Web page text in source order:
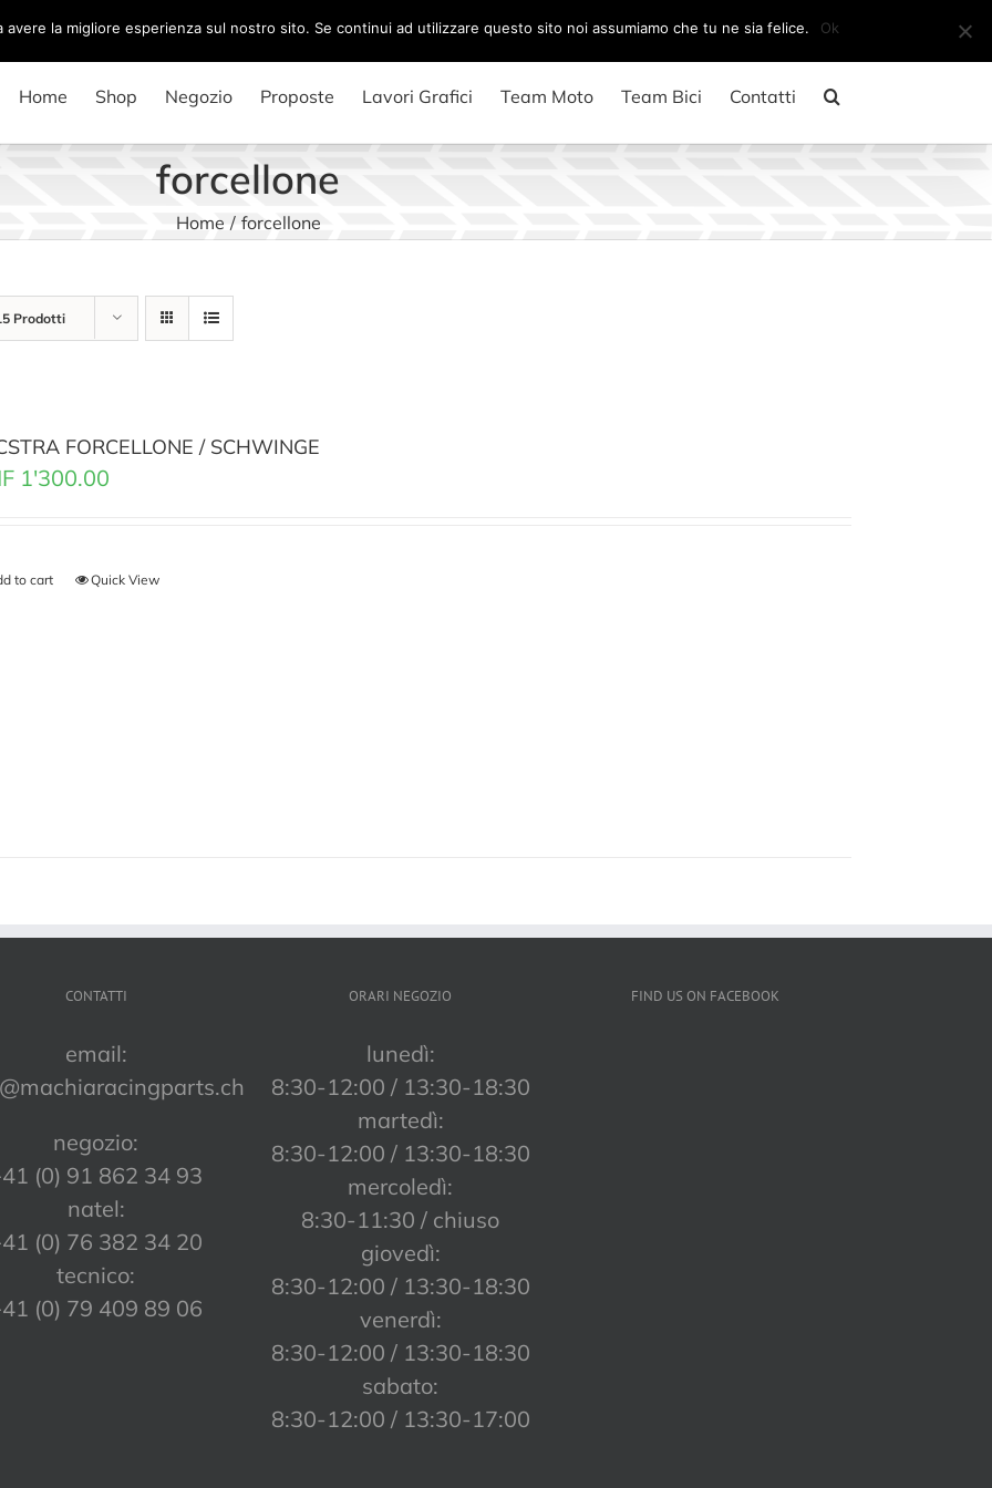
Il mio account CARRELLO
Home Shop Negozio Proposte Lavori Grafici Team Moto Team Bici Contatti
forcellone
Home / forcellone
Prodotti
FORCELLONE / SCHWINGE
1'300.00
to cart Quick View
CONTATTI
email:
negozio:
(0) 91 862 34 93
natel:
(0) 76 382 34 20
tecnico:
(0) 79 409 89 06
ORARI NEGOZIO
lunedì:
8:30-12:00 / 13:30-18:30
martedì:
8:30-12:00 / 13:30-18:30
mercoledì:
8:30-11:30 / chiuso
giovedì:
8:30-12:00 / 13:30-18:30
venerdì:
8:30-12:00 / 13:30-18:30
sabato:
8:30-12:00 / 13:30-17:00
FIND US ON FACEBOOK
la migliore esperienza sul nostro sito. Se continui ad utilizzare questo sito noi assumiamo che tu ne sia felice. Ok